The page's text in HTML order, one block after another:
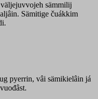
sämmilij
Sämitige čuákkim
pyerrin, vâi sämikielâin já